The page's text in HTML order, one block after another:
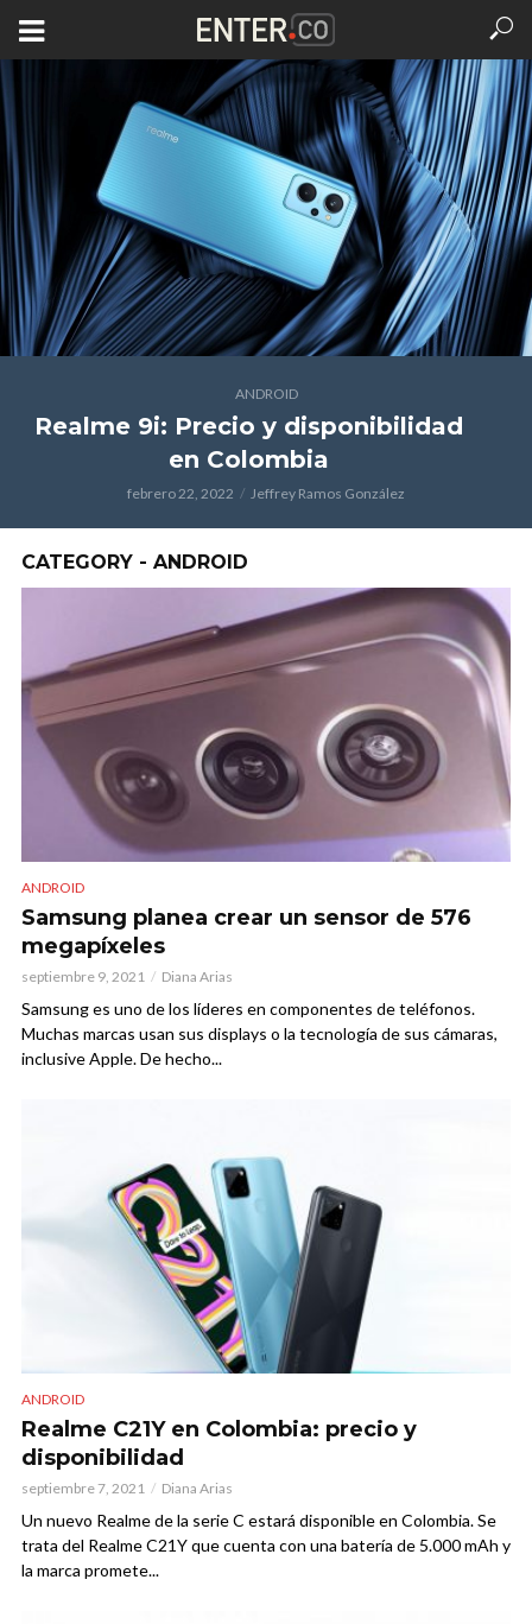
ANDROID
Realme 9i: Precio y disponibilidad
en Colombia
febrero 22, 2022 Jeffrey Ramos González
CATEGORY - ANDROID
ANDROID
Samsung planea crear un sensor de 576
megapíxeles
septiembre 9, 2021 Diana Arias
Samsung es uno de los líderes en componentes de teléfonos.
Muchas marcas usan sus displays o la tecnología de sus cámaras,
inclusive Apple. De hecho...
ANDROID
Realme C21Y en Colombia: precio y
disponibilidad
septiembre 7, 2021 Diana Arias
Un nuevo Realme de la serie C estará disponible en Colombia. Se
trata del Realme C21Y que cuenta con una batería de 5.000 mAh y
la marca promete...